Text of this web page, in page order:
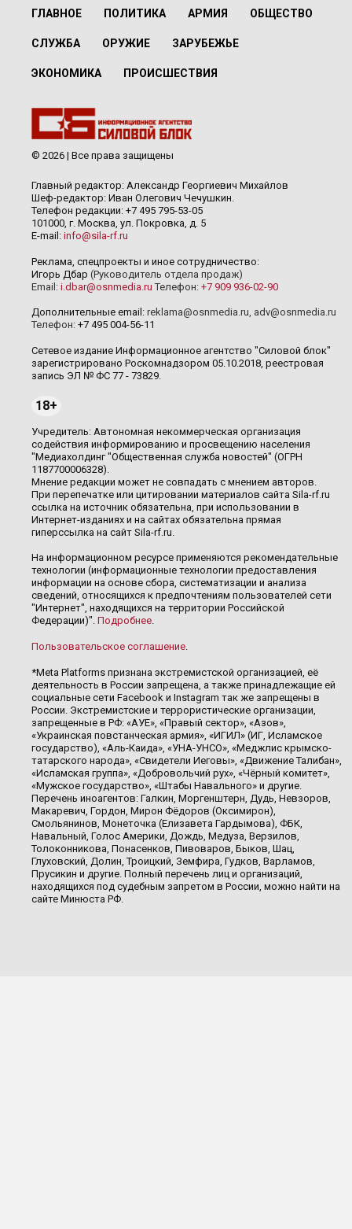
ГЛАВНОЕ ПОЛИТИКА АРМИЯ ОБЩЕСТВО
СЛУЖБА ОРУЖИЕ ЗАРУБЕЖЬЕ
ЭКОНОМИКА ПРОИСШЕСТВИЯ
© 2026 | Все права защищены
Главный редактор: Александр Георгиевич Михайлов
Шеф-редактор: Иван Олегович Чечушкин.
Телефон редакции: +7 495 795-53-05
101000, г. Москва, ул. Покровка, д. 5
E-mail: info@sila-rf.ru
Реклама, спецпроекты и иное сотрудничество:
Игорь Дбар (Руководитель отдела продаж)
Email: i.dbar@osnmedia.ru Телефон: +7 909 936-02-90
Дополнительные email: reklama@osnmedia.ru, adv@osnmedia.ru
Телефон: +7 495 004-56-11
Сетевое издание Информационное агентство "Силовой блок"
зарегистрировано Роскомнадзором 05.10.2018, реестровая
запись ЭЛ № ФС 77 - 73829.
18+
Учредитель: Автономная некоммерческая организация
содействия информированию и просвещению населения
"Медиахолдинг "Общественная служба новостей" (ОГРН
1187700006328).
Мнение редакции может не совпадать с мнением авторов.
При перепечатке или цитировании материалов сайта Sila-rf.ru
ссылка на источник обязательна, при использовании в
Интернет-изданиях и на сайтах обязательна прямая
гиперссылка на сайт Sila-rf.ru.
На информационном ресурсе применяются рекомендательные
технологии (информационные технологии предоставления
информации на основе сбора, систематизации и анализа
сведений, относящихся к предпочтениям пользователей сети
"Интернет", находящихся на территории Российской
Федерации)". Подробнее.
Пользовательское соглашение.
*Meta Platforms признана экстремистской организацией, её
деятельность в России запрещена, а также принадлежащие ей
социальные сети Facebook и Instagram так же запрещены в
России. Экстремистские и террористические организации,
запрещенные в РФ: «АУЕ», «Правый сектор», «Азов»,
«Украинская повстанческая армия», «ИГИЛ» (ИГ, Исламское
государство), «Аль-Каида», «УНА-УНСО», «Меджлис крымско-
татарского народа», «Свидетели Иеговы», «Движение Талибан»,
«Исламская группа», «Добровольчий рух», «Чёрный комитет»,
«Мужское государство», «Штабы Навального» и другие.
Перечень иноагентов: Галкин, Моргенштерн, Дудь, Невзоров,
Макаревич, Гордон, Мирон Фёдоров (Оксимирон),
Смольянинов, Монеточка (Елизавета Гардымова), ФБК,
Навальный, Голос Америки, Дождь, Медуза, Верзилов,
Толоконникова, Понасенков, Пивоваров, Быков, Шац,
Глуховский, Долин, Троицкий, Земфира, Гудков, Варламов,
Прусикин и другие. Полный перечень лиц и организаций,
находящихся под судебным запретом в России, можно найти на
сайте Минюста РФ.